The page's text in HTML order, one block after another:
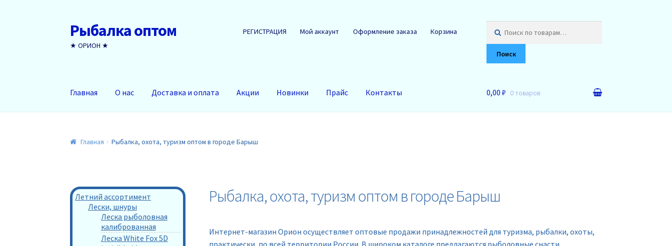
Перейти
к
навигации
Перейти
к
содержимому
Рыбалка оптом
★ ОРИОН ★
РЕГИСТРАЦИЯ Мой аккаунт Оформление заказа Корзина
Поиск
Главная О нас Доставка и оплата Акции Новинки Прайс Контакты 0,00 ₽ 0 товаров
Главная Рыбалка, охота, туризм оптом в городе Барыш
Рыбалка, охота, туризм оптом в городе Барыш
Интернет-магазин Орион осуществляет оптовые продажи принадлежностей для туризма, рыбалки, охоты,
практически, по всей территории России. В широком каталоге предлагаются рыболовные снасти,
Летний ассортимент
Лески, шнуры
Леска рыболовная
калиброванная
Леска White Fox 5D